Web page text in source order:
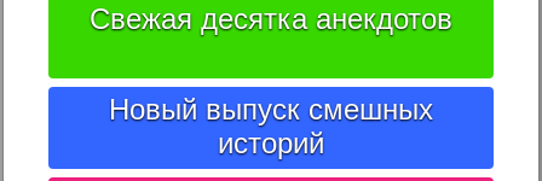
Свежая десятка анекдотов
Новый выпуск смешных
историй